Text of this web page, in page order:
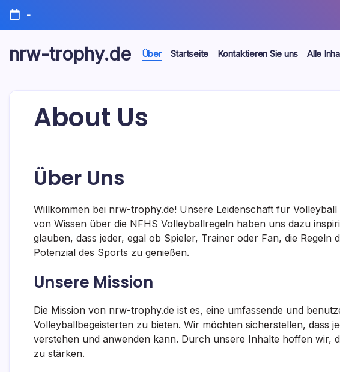
Skip
content
-
nrw-trophy.de Über Startseite Kontaktieren Sie uns Alle
About Us
Über Uns
Willkommen bei nrw-trophy.de! Unsere Leidenschaft für
von Wissen über die NFHS Volleyballregeln haben uns dazu
glauben, dass jeder, egal ob Spieler, Trainer oder Fan, die Regeln
Potenzial des Sports zu genießen.
Unsere Mission
Die Mission von nrw-trophy.de ist es, eine umfassende und
Volleyballbegeisterten zu bieten. Wir möchten sicherstellen, dass
verstehen und anwenden kann. Durch unsere Inhalte hoffen wir,
zu stärken.